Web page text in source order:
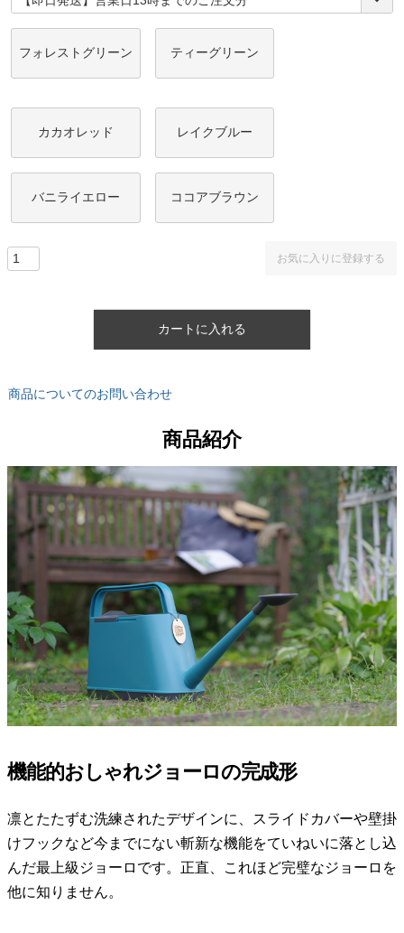
必
フォレストグリーン ティーグリーン
カカオレッド レイクブルー
バニライエロー ココアブラウン
お気に入りに登録する
カートに入れる
商品についてのお問い合わせ
商品紹介
機能的おしゃれジョーロの完成形
凛とたたずむ洗練されたデザインに、スライドカバーや壁掛
けフックなど今までにない斬新な機能をていねいに落とし込
んだ最上級ジョーロです。正直、これほど完璧なジョーロを
他に知りません。